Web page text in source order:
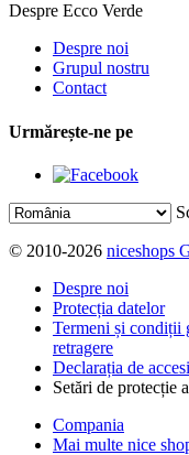
Despre Ecco Verde
Despre noi
Grupul nostru
Contact
Urmărește-ne pe
© 2010-2026 niceshops
Despre noi
Protecția datelor
Termeni și condiții
retragere
Declarația de
Setări de protecție
Compania
Mai multe nice